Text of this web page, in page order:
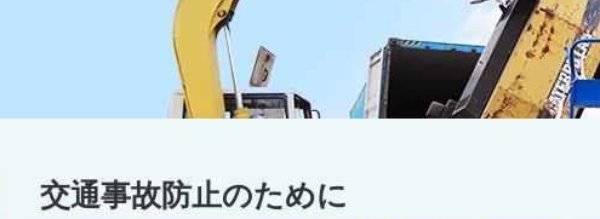
交通事故防止のために